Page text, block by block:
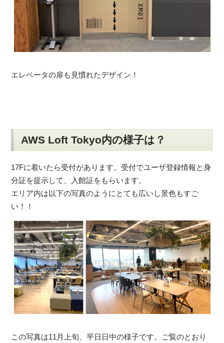
エレベータの扉も見慣れたデザイン！
AWS Loft Tokyo内の様子は？
17Fに着いたら受付があります。受付でユーザ登録情報と身
分証を提示して、入館証をもらいます。
エリア内は以下の写真のようにとても広いし景色もすご
い！！
この写真は11月上旬、平日日中の様子です。ご覧のとおり